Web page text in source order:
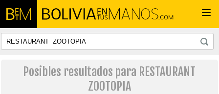
Posibles resultados para RESTAURANT
ZOOTOPIA